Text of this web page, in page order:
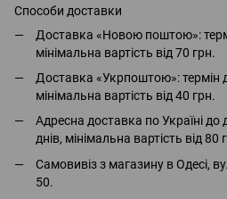
Способи доставки
Доставка «Новою поштою»:
мінімальна вартість від 70 грн.
Доставка «Укрпоштою»: термін
мінімальна вартість від 40 грн.
Адресна доставка по Україні до
днів, мінімальна вартість від 80
Самовивіз з магазину в Одесі,
50.